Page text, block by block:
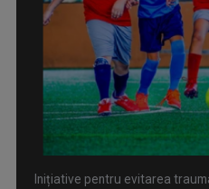
David Popovici atacă o
direct şi în exclusivitate la TVR